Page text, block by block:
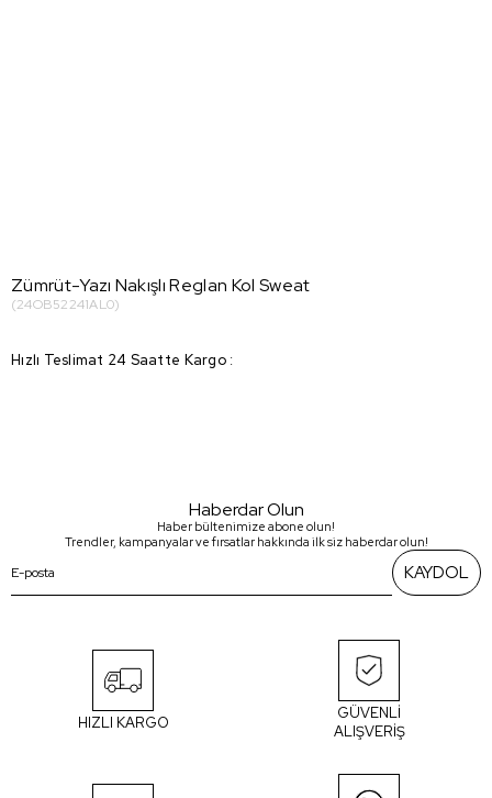
Zümrüt-Yazı Nakışlı Reglan Kol Sweat
(24OB52241AL0)
Hızlı Teslimat 24 Saatte Kargo :
Haberdar Olun
Haber bültenimize abone olun!
Trendler, kampanyalar ve fırsatlar hakkında ilk siz haberdar olun!
KAYDOL
HIZLI KARGO
GÜVENLİ
ALIŞVERİŞ